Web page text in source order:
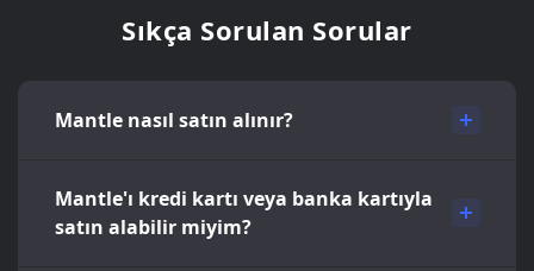
Sıkça Sorulan Sorular
Mantle nasıl satın alınır?
Mantle'ı kredi kartı veya banka kartıyla
satın alabilir miyim?